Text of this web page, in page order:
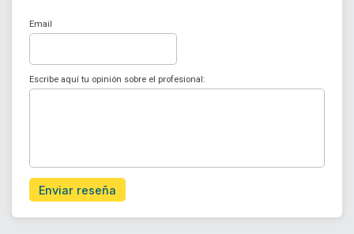
Email
Escribe aquí tu opinión sobre el profesional:
Enviar reseña